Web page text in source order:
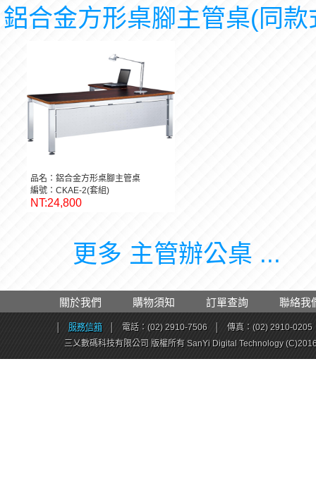
鋁合金方形桌腳主管桌(同款
品名：鋁合金方形桌腳主管桌
編號：CKAE-2(套組)
NT:24,800
更多 主管辦公桌 ...
關於我們 購物須知 訂單查詢 聯絡我
服務信箱 電話：(02) 2910-7506
傳真：(02) 2910-0205
三乂數碼科技有限公司 版權所有 SanYi Digital Technology